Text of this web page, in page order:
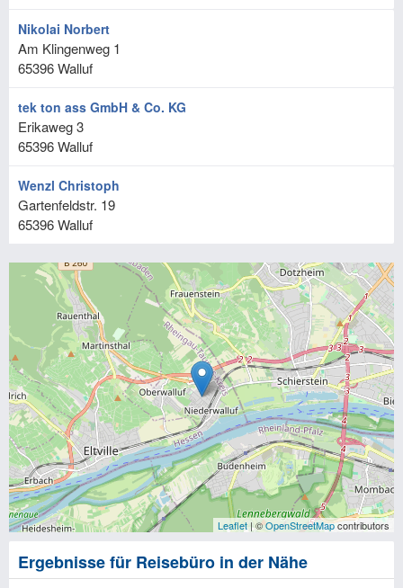
Nikolai Norbert
Am Klingenweg 1
65396Walluf
tek ton ass GmbH & Co. KG
Erikaweg 3
65396Walluf
Wenzl Christoph
Gartenfeldstr. 19
65396Walluf
Leaflet | ©OpenStreetMapcontributors
Ergebnisse für Reisebüro in der Nähe